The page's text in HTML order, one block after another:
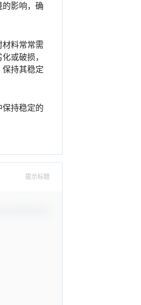
影响，确
料常常需
或破损，
持其稳定
持稳定的
提示标题